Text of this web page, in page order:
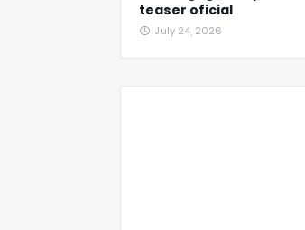
teaser oficial
July 24, 2026